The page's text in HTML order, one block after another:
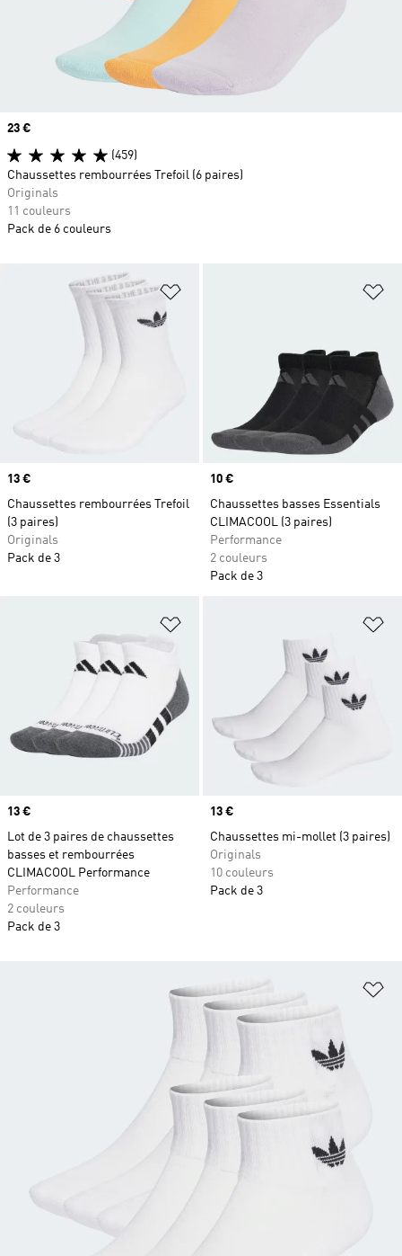
Ajouter à la Liste de produits
Prix
13 €
Chaussettes rembourrées Trefoil
(3 paires)
Originals
Pack de 3
Prix
10 €
Chaussettes basses Essentials
CLIMACOOL (3 paires)
Performance
2 couleurs
Pack de 3
Ajouter à la Liste de produits
Prix
13 €
Lot de 3 paires de chaussettes
basses et rembourrées
CLIMACOOL Performance
Performance
2 couleurs
Pack de 3
Prix
13 €
Chaussettes mi-mollet (3 paires)
Originals
10 couleurs
Pack de 3
Prix
23 €
(459)
Chaussettes rembourrées Trefoil (6 paires)
Originals
11 couleurs
Pack de 6 couleurs